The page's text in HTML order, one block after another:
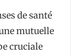
de santé
mutuelle
cruciale